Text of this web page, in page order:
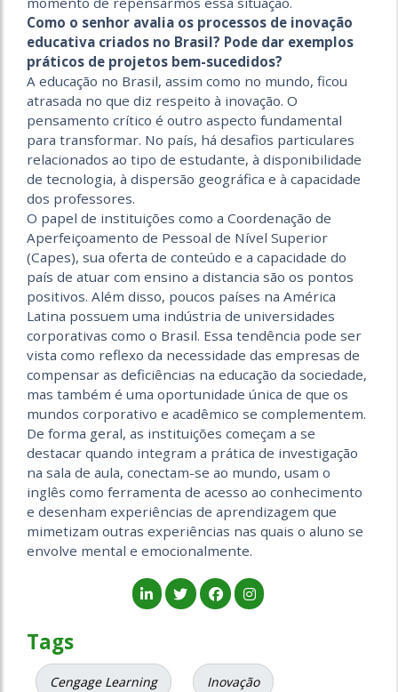
Como o senhor avalia os processos de inovação
educativa criados no Brasil? Pode dar exemplos
práticos de projetos bem-sucedidos?
A educação no Brasil, assim como no mundo, ficou
atrasada no que diz respeito à inovação. O
pensamento crítico é outro aspecto fundamental
para transformar. No país, há desafios particulares
relacionados ao tipo de estudante, à disponibilidade
de tecnologia, à dispersão geográfica e à capacidade
dos professores.
O papel de instituições como a Coordenação de
Aperfeiçoamento de Pessoal de Nível Superior
(Capes), sua oferta de conteúdo e a capacidade do
país de atuar com ensino a distancia são os pontos
positivos. Além disso, poucos países na América
Latina possuem uma indústria de universidades
corporativas como o Brasil. Essa tendência pode ser
vista como reflexo da necessidade das empresas de
compensar as deficiências na educação da sociedade,
mas também é uma oportunidade única de que os
mundos corporativo e acadêmico se complementem.
De forma geral, as instituições começam a se
destacar quando integram a prática de investigação
na sala de aula, conectam-se ao mundo, usam o
inglês como ferramenta de acesso ao conhecimento
e desenham experiências de aprendizagem que
mimetizam outras experiências nas quais o aluno se
envolve mental e emocionalmente.
Tags
Cengage Learning Inovação